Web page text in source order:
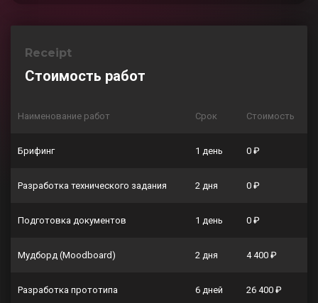
Receipt
Стоимость работ
Наименование работ Срок Стоимость
Брифинг 1 день 0 ₽
Разработка технического задания 2 дня 0 ₽
Подготовка документов 1 день 0 ₽
Мудборд (Moodboard) 2 дня 4 400 ₽
Разработка прототипа 6 дней 26 400 ₽